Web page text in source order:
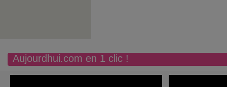
Aujourdhui.com en 1 clic !